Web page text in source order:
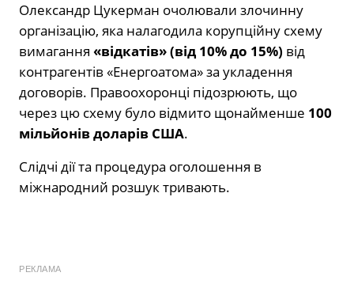
Олександр Цукерман очолювали злочинну
організацію, яка налагодила корупційну схему
вимагання «відкатів» (від 10% до 15%) від
контрагентів «Енергоатома» за укладення
договорів. Правоохоронці підозрюють, що
через цю схему було відмито щонайменше 100
мільйонів доларів США.
Слідчі дії та процедура оголошення в
міжнародний розшук тривають.
РЕКЛАМА